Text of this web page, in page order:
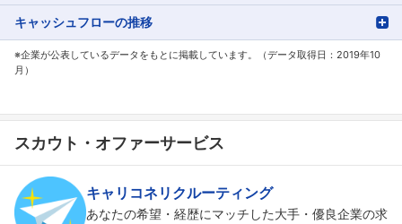
キャッシュフローの推移
※企業が公表しているデータをもとに掲載しています。（データ取得日：2019年10
月）
スカウト・オファーサービス
キャリコネリクルーティング
あなたの希望・経歴にマッチした大手・優良企業の求